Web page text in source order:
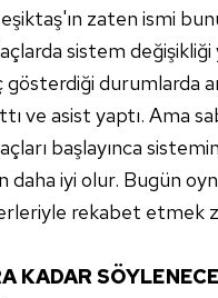
aşağıda yer alan
Çerez Bilgilendirme
Korunması Kanunu
kullanılan çerezlerle ilgili
zaten ismi
sistem değişikliği
durumlarda
ve asist yaptı. Ama
başlayınca
daha iyi olur. Bugün
rekabet etmek
KADAR